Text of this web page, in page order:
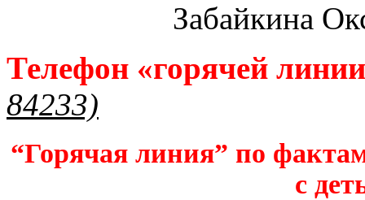
Забайкина
Телефон «горячей
84233)
“Горячая линия” по
с